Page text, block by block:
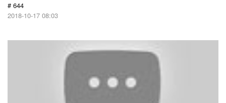
# 644
2018-10-17 08:03